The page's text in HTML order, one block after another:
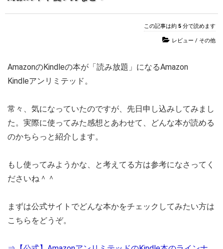
この記事は約 5 分で読めます
レビュー / その他
AmazonのKindleの本が「読み放題」になるAmazon
Kindleアンリミテッド。
常々、気になっていたのですが、先日申し込みしてみまし
た。実際に使ってみた感想とあわせて、どんな本が読める
のかちらっと紹介します。
もし使ってみようかな、と考えてる方は参考になさってく
ださいね＾＾
まずは公式サイトでどんな本かをチェックしてみたい方は
こちらをどうぞ。